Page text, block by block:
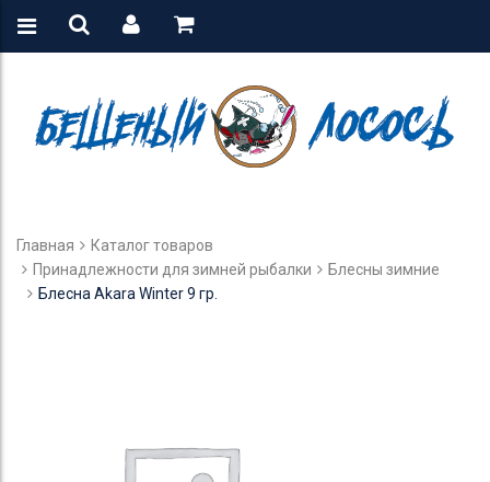
Главная
Каталог товаров
Принадлежности для зимней рыбалки
Блесны зимние
Блесна Akara Winter 9 гр.